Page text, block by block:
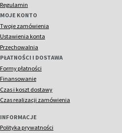
Regulamin
MOJE KONTO
Twoje zamówienia
Ustawienia konta
Przechowalnia
PŁATNOŚCI I DOSTAWA
Formy płatności
Finansowanie
Czas i koszt dostawy
Czas realizacji zamówienia
INFORMACJE
Polityka prywatności